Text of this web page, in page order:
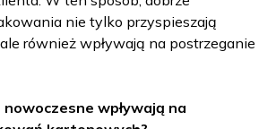
nie tylko przyspieszają
również wpływają na postrzeganie
wpływają na